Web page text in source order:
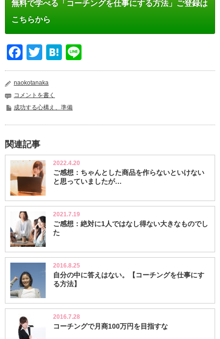
無料で学べる「コーチングを仕事にする方法」ご登録は
こちらから
Facebook
TwitterHatena
naokotanaka
コメントを書く
成功する心構え、準備
関連記事
2022.4.20
ご感想：ちゃんとした商品を作らないといけない
と思っていましたが…
2021.7.19
ご感想：絶対に1人ではなし得ない大きなものでし
た
2016.8.25
自分の中に答えはない。【コーチングを仕事にす
る方法】
2016.7.28
コーチングで月商100万円を目指すな